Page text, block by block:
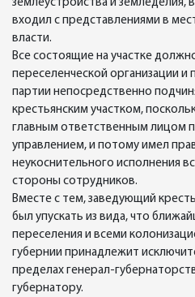
землеустройства и земледелия,
входил с представлениями в
власти.
Все состоящие на участке
переселенческой организации
партии непосредственно
крестьянским участком,
главным ответственным лицом
управлением, и потому имел
неукоснительного исполнения
стороны сотрудников.
Вместе с тем, заведующий
был упускать из вида, что
переселения и всеми
губернии принадлежит
пределах генерал-
губернатору.